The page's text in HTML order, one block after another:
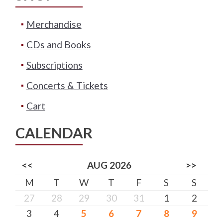
Merchandise
CDs and Books
Subscriptions
Concerts & Tickets
Cart
CALENDAR
<< AUG 2026
>>
M
T W T F S
S
27
28 29 30 31 1
2
3
4 5 6 7 8
9